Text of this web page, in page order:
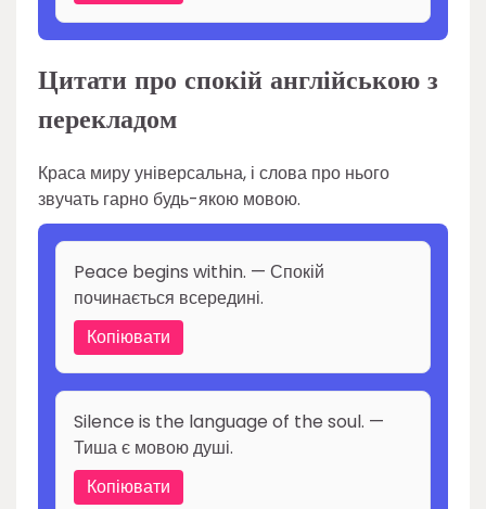
Цитати про спокій англійською з
перекладом
Краса миру універсальна, і слова про нього
звучать гарно будь-якою мовою.
Peace begins within. — Спокій
починається всередині.
Копіювати
Silence is the language of the soul. —
Тиша є мовою душі.
Копіювати